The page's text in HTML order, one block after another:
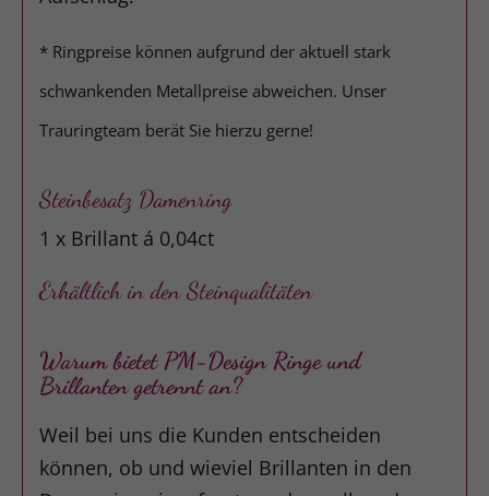
* Ringpreise können aufgrund der aktuell stark
schwankenden Metallpreise abweichen. Unser
Trauringteam berät Sie hierzu gerne!
Steinbesatz Damenring
1 x Brillant á 0,04ct
Erhältlich in den Steinqualitäten
Warum bietet PM-Design Ringe und
Brillanten getrennt an?
Weil bei uns die Kunden entscheiden
können, ob und wieviel Brillanten in den